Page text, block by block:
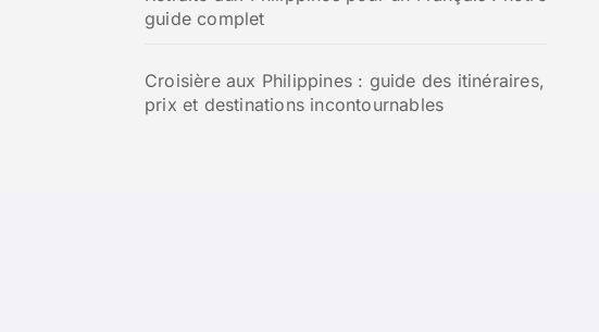
guide complet
Croisière aux Philippines : guide des itinéraires,
prix et destinations incontournables